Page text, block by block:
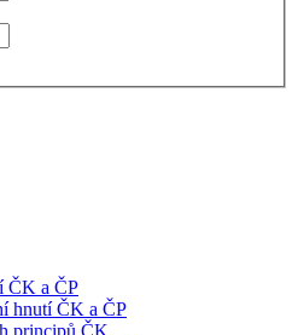
ČK a ČP
hnutí ČK a ČP